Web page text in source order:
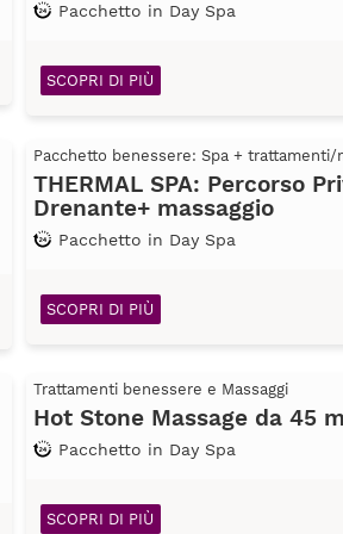
Pacchetto in Day Spa
SCOPRI DI PIÙ
Pacchetto benessere: Spa + trattamenti/
THERMAL SPA: Percorso
Drenante+ massaggio
Pacchetto in Day Spa
SCOPRI DI PIÙ
Trattamenti benessere e Massaggi
Hot Stone Massage da 45
Pacchetto in Day Spa
SCOPRI DI PIÙ